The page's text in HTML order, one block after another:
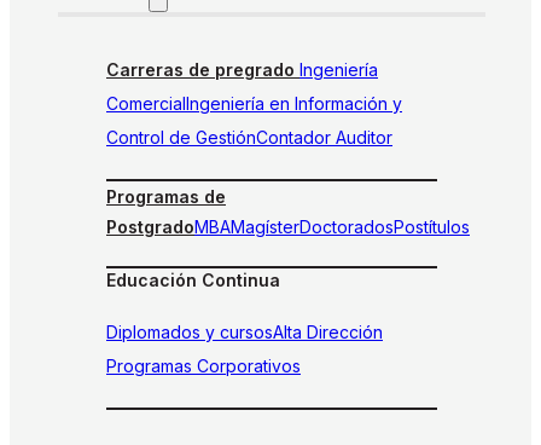
Carreras de pregrado Ingeniería
ComercialIngeniería en Información y
Control de GestiónContador Auditor
Programas de
PostgradoMBAMagísterDoctoradosPostítulos
Educación Continua
Diplomados y cursosAlta Dirección
Programas Corporativos